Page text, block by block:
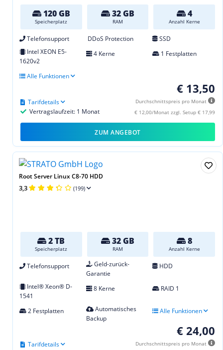
120 GB
Speicherplatz
32 GB
RAM
4
Anzahl Kerne
Telefonsupport DDoS Protection
SSD
Intel XEON E5-
1620v2
4 Kerne 1 Festplatten
Alle Funktionen
€ 13,50
Durchschnittspreis pro Monat
€ 12,00/Monat zzgl. Setup € 17,99
Vertragslaufzeit: 1 Monat
Tarifdetails
ZUM ANGEBOT
Root Server Linux C8-70 HDD
3,3 (199)
2 TB
Speicherplatz
32 GB
RAM
8
Anzahl Kerne
Telefonsupport
Geld-zurück-
Garantie
HDD
Intel® Xeon® D-
1541
8 Kerne RAID 1
2 Festplatten
Automatisches
Backup
Alle Funktionen
€ 24,00
Durchschnittspreis pro Monat
Tarifdetails